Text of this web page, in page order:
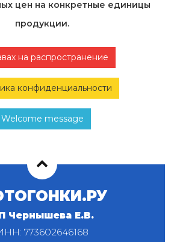
цен на конкретные единицы
продукции.
на распространение
конфиденциальности
Welcome message
Чернышева Е.В.
773602646168